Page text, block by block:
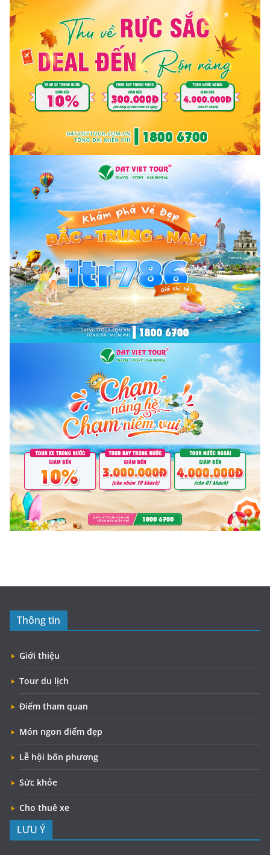
Thông tin
Giới thiệu
Tour du lịch
Điểm tham quan
Món ngon điểm đẹp
Lễ hội bốn phương
Sức khỏe
Cho thuê xe
LƯU Ý